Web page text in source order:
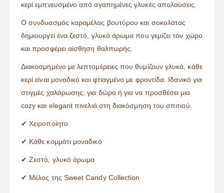
κερί εμπνευσμένο από αγαπημένες γλυκές απολαύσεις.
Ο συνδυασμός καραμέλας βουτύρου και σοκολάτας
δημιουργεί ένα ζεστό, γλυκό άρωμα που γεμίζει τον χώρο
και προσφέρει αίσθηση θαλπωρής.
Διακοσμημένο με λεπτομέρειες που θυμίζουν γλυκά, κάθε
κερί είναι μοναδικό και φτιαγμένο με φροντίδα. Ιδανικό για
στιγμές χαλάρωσης, για δώρο ή για να προσθέσει μια
cozy και elegant πινελιά στη διακόσμηση του σπιτιού.
✔ Χειροποίητο
✔ Κάθε κομμάτι μοναδικό
✔ Ζεστό, γλυκό άρωμα
✔ Μέλος της Sweet Candy Collection